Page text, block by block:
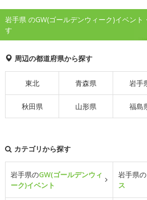
岩手県 のGW(ゴールデンウィーク)イベント
す
周辺の都道府県から探す
東北 青森県 岩手
秋田県 山形県 福島
カテゴリから探す
岩手県のGW(ゴールデンウィ
ーク)イベント
岩手県の
ス